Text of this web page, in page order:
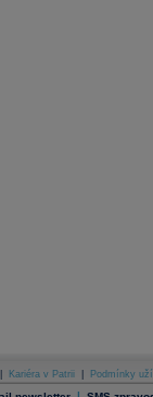
Kariéra v Patrii Podmínky